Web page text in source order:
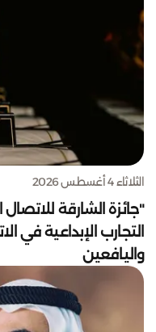
الثلاثاء 4 أغسطس 2026
"جائزة الشارقة
التجارب الإبداعية في
واليافعين